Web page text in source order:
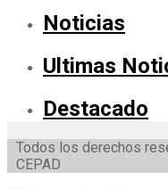
Noticias
Ultimas
Destacado
Todos los derechos
CEPAD